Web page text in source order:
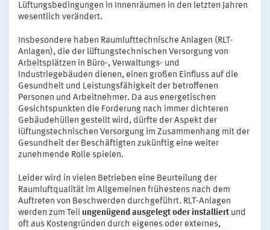
Lüftungsbedingungen in Innenräumen in den letzten Jahren
wesentlich verändert.
Insbesondere haben Raumlufttechnische Anlagen (RLT-
Anlagen), die der lüftungstechnischen Versorgung von
Arbeitsplätzen in Büro-, Verwaltungs- und
Industriegebäuden dienen, einen großen Einfluss auf die
Gesundheit und Leistungsfähigkeit der betroffenen
Personen und Arbeitnehmer. Da aus energetischen
Gesichtspunkten die Forderung nach immer dichteren
Gebäudehüllen gestellt wird, dürfte der Aspekt der
lüftungstechnischen Versorgung im Zusammenhang mit der
Gesundheit der Beschäftigten zukünftig eine weiter
zunehmende Rolle spielen.
Leider wird in vielen Betrieben eine Beurteilung der
Raumluftqualität im Allgemeinen frühestens nach dem
Auftreten von Beschwerden durchgeführt. RLT-Anlagen
werden zum Teil ungenügend ausgelegt oder installiert und
oft aus Kostengründen durch eigenes oder externes,